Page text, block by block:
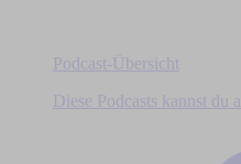
Podcast-Übersicht
Diese Podcasts kannst du